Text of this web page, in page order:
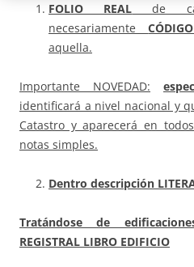
FOLIO REAL de
necesariamente
aquella.
Importante NOVEDAD:
identificará a nivel nacional y
Catastro y aparecerá en
notas simples.
Dentro descripción
Tratándose de
REGISTRAL LIBRO EDIFICIO